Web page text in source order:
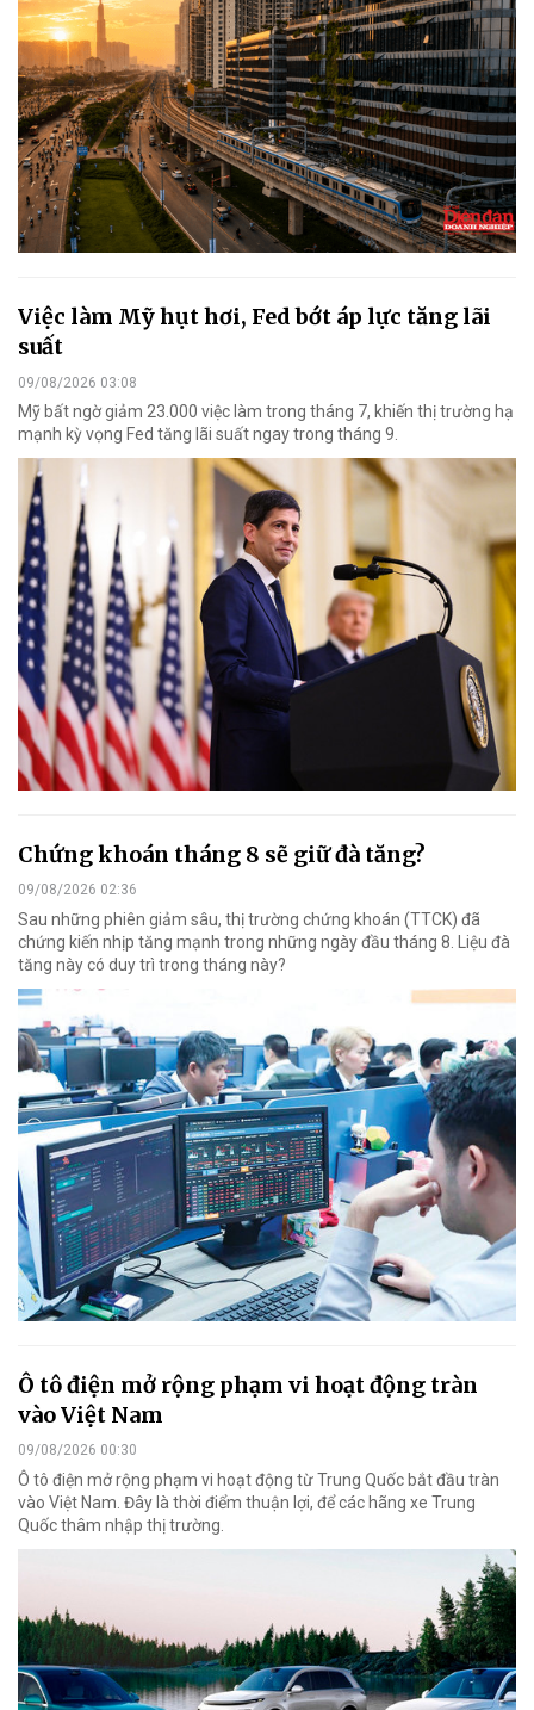
Việc làm Mỹ hụt hơi, Fed bớt áp lực tăng lãi
suất
09/08/2026 03:08
Mỹ bất ngờ giảm 23.000 việc làm trong tháng 7, khiến thị trường hạ
mạnh kỳ vọng Fed tăng lãi suất ngay trong tháng 9.
Chứng khoán tháng 8 sẽ giữ đà tăng?
09/08/2026 02:36
Sau những phiên giảm sâu, thị trường chứng khoán (TTCK) đã
chứng kiến nhịp tăng mạnh trong những ngày đầu tháng 8. Liệu đà
tăng này có duy trì trong tháng này?
Ô tô điện mở rộng phạm vi hoạt động tràn
vào Việt Nam
09/08/2026 00:30
Ô tô điện mở rộng phạm vi hoạt động từ Trung Quốc bắt đầu tràn
vào Việt Nam. Đây là thời điểm thuận lợi, để các hãng xe Trung
Quốc thâm nhập thị trường.